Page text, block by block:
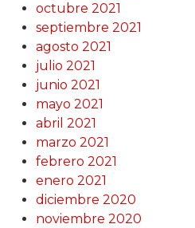
octubre 2021
septiembre 2021
agosto 2021
julio 2021
junio 2021
mayo 2021
abril 2021
marzo 2021
febrero 2021
enero 2021
diciembre 2020
noviembre 2020